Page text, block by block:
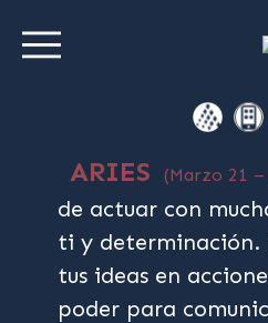
ARIES (Marzo 21
de actuar con
ti y determinación.
tus ideas en
poder para